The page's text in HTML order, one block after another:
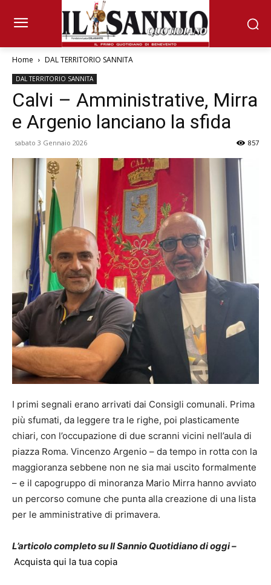
Home DAL TERRITORIO SANNITA
DAL TERRITORIO SANNITA
Calvi – Amministrative, Mirra
e Argenio lanciano la sfida
sabato 3 Gennaio 2026 857
I primi segnali erano arrivati dai Consigli comunali. Prima
più sfumati, da leggere tra le righe, poi plasticamente
chiari, con l’occupazione di due scranni vicini nell’aula di
piazza Roma. Vincenzo Argenio – da tempo in rotta con la
maggioranza sebbene non ne sia mai uscito formalmente
– e il capogruppo di minoranza Mario Mirra hanno avviato
un percorso comune che punta alla creazione di una lista
per le amministrative di primavera.
L’articolo completo su Il Sannio Quotidiano di oggi –
Acquista qui la tua copia